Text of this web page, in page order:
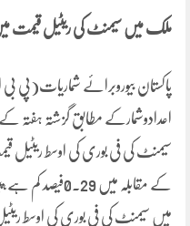
ملک میں سیمنٹ کی ریٹیل قیمت میں
پاکستان بیوروبرائے
اعدادوشمارکے مطابق گزشتہ
کے مقابلہ میں
میں سیمنٹ کی فی بوری کی اوسط ریٹیل قیمت1373روپے